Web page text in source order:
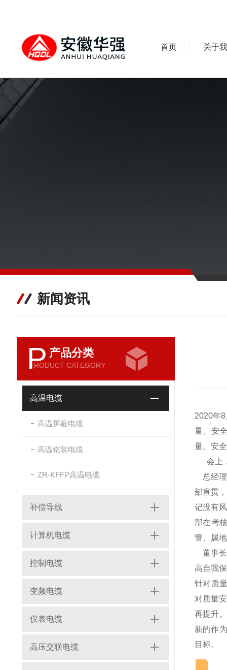
首页 关于
新闻资讯
P 产品分类
RODUCT CATEGORY
高温电缆
高温屏蔽电缆
高温铠装电缆
ZR-KFFP高温电缆
补偿导线
计算机电缆
控制电缆
变频电缆
仪表电缆
高压交联电缆
2020年
量、安
量、安
会上，
总经理
部宣贯
记没有
部在考
管、属
董事长
高自我
针对质
对质量
再提升
新的作
目标。